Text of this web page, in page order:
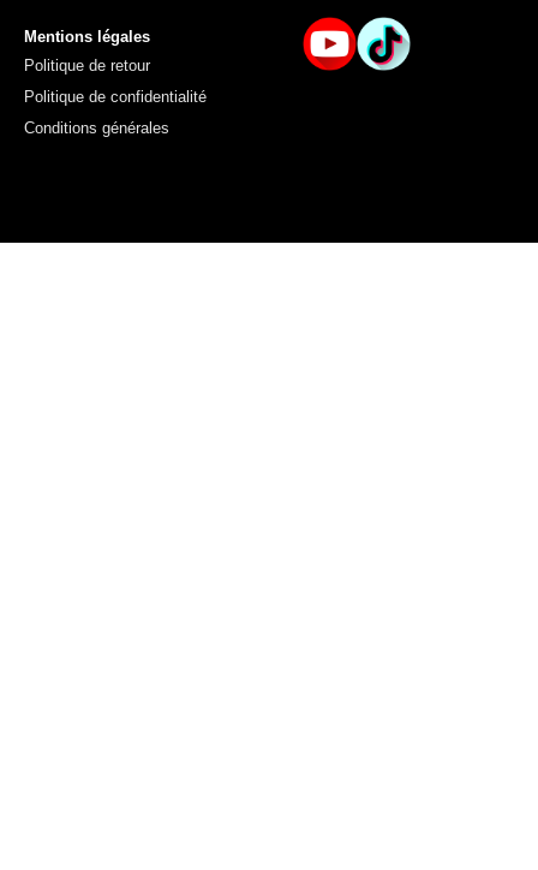
Mentions légales
Politique de retour
Politique de confidentialité
Conditions générales